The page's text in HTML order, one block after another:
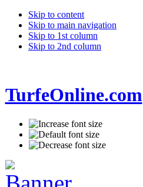
Skip to content
Skip to main navigation
Skip to 1st column
Skip to 2nd column
TurfeOnline.com